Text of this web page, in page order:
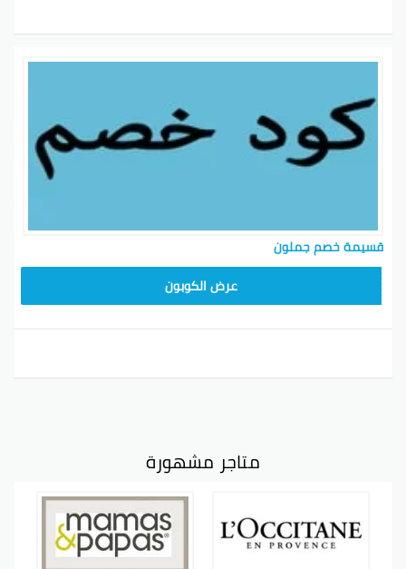
قسيمة خصم جملون
عرض الكوبون
متاجر مشهورة